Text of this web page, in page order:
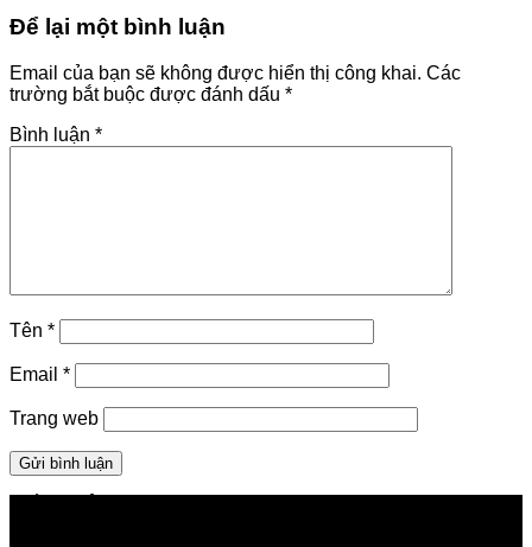
Để lại một bình luận
Email của bạn sẽ không được hiển thị công khai. Các
trường bắt buộc được đánh dấu *
Bình luận *
Tên *
Email *
Trang web